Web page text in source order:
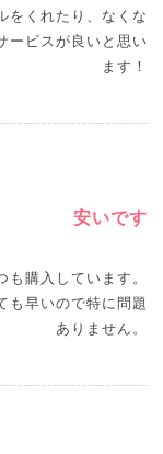
をくれたり、なくな
ービスが良いと思い
ます！
安いです
購入しています。
も早いので特に問題
ありません。